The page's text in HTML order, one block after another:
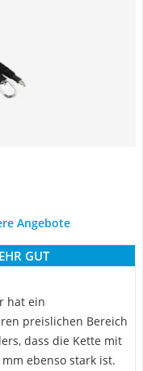
Angebote
GUT
hat ein
preislichen Bereich
dass die Kette mit
ebenso stark ist.